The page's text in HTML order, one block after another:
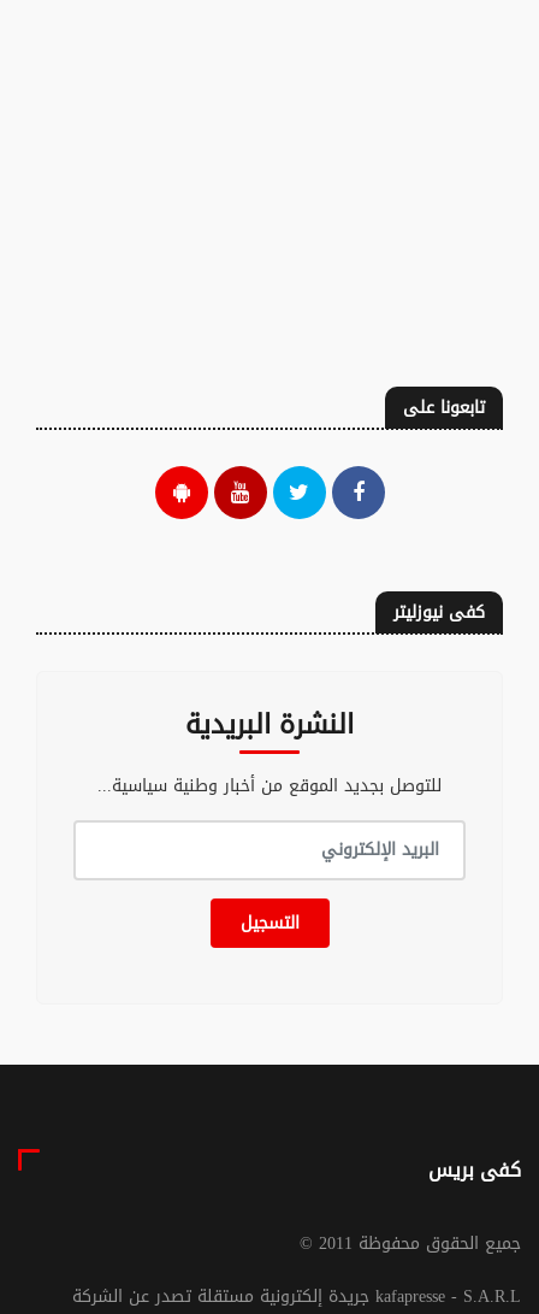
تابعونا على
كفى نيوزليتر
النشرة البريدية
للتوصل بجديد الموقع من أخبار وطنية سياسية...
التسجيل
كفى بريس
© جميع الحقوق محفوظة 2011
جريدة إلكترونية مستقلة تصدر عن الشركة kafapresse - S.A.R.L